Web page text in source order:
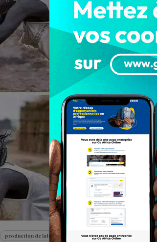
production de lait Soudan du Sud souffler dans l'anus